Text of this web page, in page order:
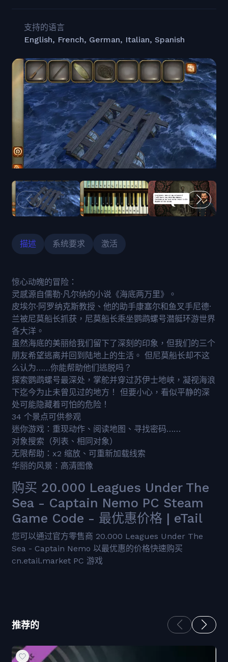
支持的语言
English, French, German, Italian, Spanish
描述 系统要求 激活
惊心动魄的冒险：
灵感源自儒勒·凡尔纳的小说《海底两万里》。
皮埃尔·阿罗纳克斯教授、他的助手康塞尔和鱼叉手尼德·
兰被尼莫船长抓获，尼莫船长乘坐鹦鹉螺号潜艇环游世界
各大洋。
虽然海底的美丽给我们留下了深刻的印象，但我们的三个
朋友希望逃离并回到陆地上的生活。 但尼莫船长却不这
么认为……你能帮助他们逃脱吗？
探索鹦鹉螺号最深处，掌舵并穿过苏伊士地峡，凝视海浪
下迄今为止未曾见过的地方！ 但要小心，看似平静的深
处可能隐藏着可怕的危险！
34 个景点可供参观
迷你游戏：重现动作、阅读地图、寻找密码……
对象搜索（列表、相同对象）
无限帮助：x2 缩放、可重新加载线索
华丽的风景：高清图像
购买 20.000 Leagues Under The
Sea - Captain Nemo PC Steam
Game Code - 最优惠价格 | eTail
您可以通过官方零售商 20.000 Leagues Under The
Sea - Captain Nemo 以最优惠的价格快速购买
cn.etail.market PC 游戏
推荐的